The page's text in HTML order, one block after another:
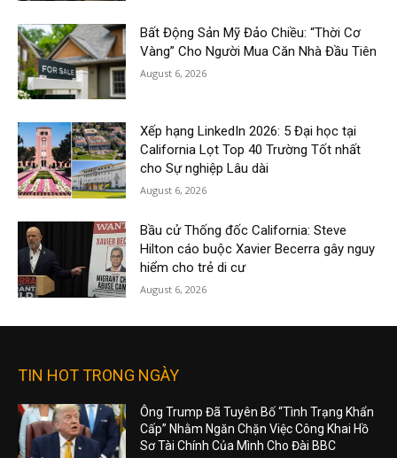
Bất Động Sản Mỹ Đảo Chiều: “Thời Cơ
Vàng” Cho Người Mua Căn Nhà Đầu Tiên
August 6, 2026
Xếp hạng LinkedIn 2026: 5 Đại học tại
California Lọt Top 40 Trường Tốt nhất
cho Sự nghiệp Lâu dài
August 6, 2026
Bầu cử Thống đốc California: Steve
Hilton cáo buộc Xavier Becerra gây nguy
hiểm cho trẻ di cư
August 6, 2026
TIN HOT TRONG NGÀY
Ông Trump Đã Tuyên Bố “Tình Trạng Khẩn
Cấp” Nhằm Ngăn Chặn Việc Công Khai Hồ
Sơ Tài Chính Của Mình Cho Đài BBC